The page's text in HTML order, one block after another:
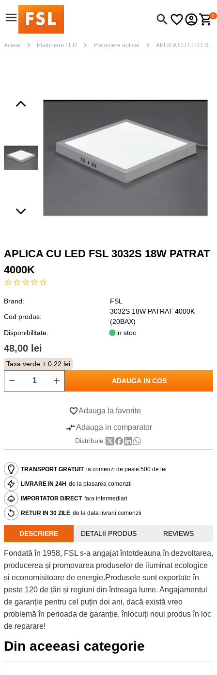
0
Acasa Plafoniere LED Plafoniere aplicat APLICA CU LED FSL
APLICA CU LED FSL 3032S 18W PATRAT
4000K
Brand:
FSL
Cod produs:
3032S 18W PATRAT 4000K
(20BAX)
Disponibilitate:
in stoc
48,00 lei
Taxa verde:+ 0,22 lei
ADAUGA IN COS
Adauga la favorite
Adauga in comparator
Distribuie:
TRANSPORT GRATUIT la comenzi de peste 500 de lei
LIVRARE IN 24H de la plasarea comenzii
IMPORTATOR DIRECT fara intermediari
RETUR IN 30 ZILE de la data livrarii comenzii
DESCRIERE DETALII PRODUS REVIEWS
Fondată în 1958, FSL s-a angajat întotdeauna în dezvoltarea,
producerea și promovarea produselor de iluminat ecologice
și economisitoare de energie.Produsele sunt exportate în
peste 120 de țări și regiuni din întreaga lume. Angajamentul
de garanție pentru cel puțin doi ani, dacă există vreo
problemă în perioada de garanție, înlocuiți noul produs în loc
de reparare!
Din aceeasi categorie